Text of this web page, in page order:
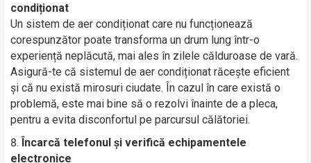
condiționat
Un sistem de aer condiționat care nu funcționează
corespunzător poate transforma un drum lung într-o
experiență neplăcută, mai ales în zilele călduroase de vară.
Asigură-te că sistemul de aer condiționat răcește eficient
și că nu există mirosuri ciudate. În cazul în care există o
problemă, este mai bine să o rezolvi înainte de a pleca,
pentru a evita disconfortul pe parcursul călătoriei.
Încarcă telefonul și verifică echipamentele
electronice